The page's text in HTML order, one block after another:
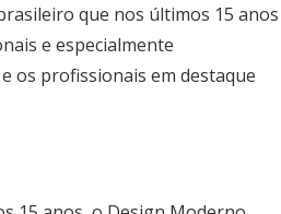
que nos últimos 15 anos
e especialmente
os profissionais em destaque